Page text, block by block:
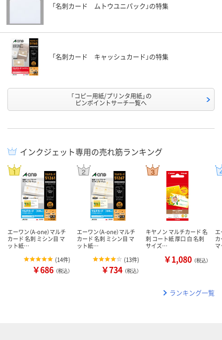
「名刺カード ムトウユニパック」の特集
「名刺カード キャッシュカード」の特集
「コピー用紙/プリンタ用紙」の
ピンポイントサーチ一覧へ
インクジェット専用の売れ筋ランキング
エーワン（A-one）マルチ
カード 名刺 ミシン目 マ
ット紙…
(14件)
￥686 （税込）
エーワン（A-one）マルチ
カード 名刺 ミシン目 マ
ット紙…
(13件)
￥734 （税込）
キヤノン マルチカード 名
刺 コート紙 厚口 白 名刺
サイズ…
￥1,080 （税込）
エ
ランキング一覧